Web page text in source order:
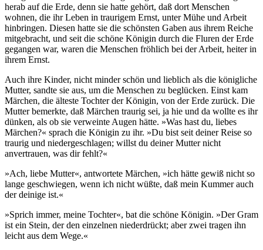
herab auf die Erde, denn sie hatte gehört, daß dort Menschen
wohnen, die ihr Leben in traurigem Ernst, unter Mühe und Arbeit
hinbringen. Diesen hatte sie die schönsten Gaben aus ihrem Reiche
mitgebracht, und seit die schöne Königin durch die Fluren der Erde
gegangen war, waren die Menschen fröhlich bei der Arbeit, heiter in
ihrem Ernst.
Auch ihre Kinder, nicht minder schön und lieblich als die königliche
Mutter, sandte sie aus, um die Menschen zu beglücken. Einst kam
Märchen, die älteste Tochter der Königin, von der Erde zurück. Die
Mutter bemerkte, daß Märchen traurig sei, ja hie und da wollte es ihr
dünken, als ob sie verweinte Augen hätte. »Was hast du, liebes
Märchen?« sprach die Königin zu ihr. »Du bist seit deiner Reise so
traurig und niedergeschlagen; willst du deiner Mutter nicht
anvertrauen, was dir fehlt?«
»Ach, liebe Mutter«, antwortete Märchen, »ich hätte gewiß nicht so
lange geschwiegen, wenn ich nicht wüßte, daß mein Kummer auch
der deinige ist.«
»Sprich immer, meine Tochter«, bat die schöne Königin. »Der Gram
ist ein Stein, der den einzelnen niederdrückt; aber zwei tragen ihn
leicht aus dem Wege.«